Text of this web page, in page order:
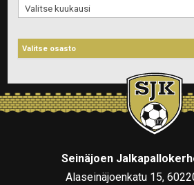
Arkistot
Seinäjoen
Alaseinäjoenkatu 15,